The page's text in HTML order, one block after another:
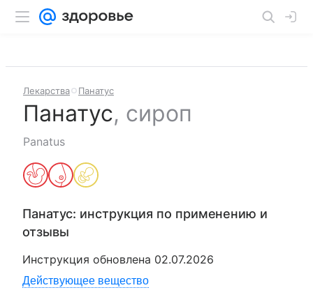
Лекарства Панатус
Панатус, сироп
Panatus
Панатус: инструкция по применению и
отзывы
Инструкция обновлена 02.07.2026
Действующее вещество